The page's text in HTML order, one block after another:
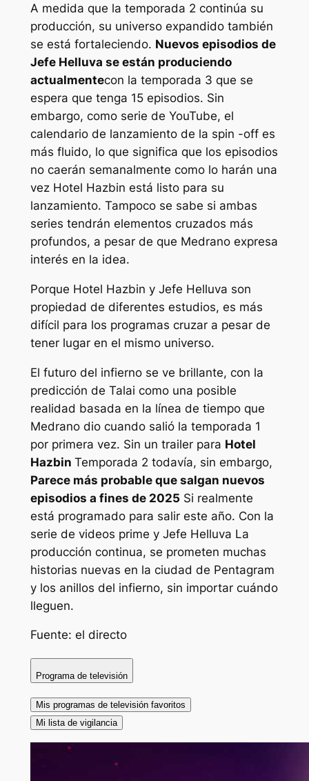
A medida que la temporada 2 continúa su
producción, su universo expandido también
se está fortaleciendo. Nuevos episodios de
Jefe Helluva se están produciendo
actualmentecon la temporada 3 que se
espera que tenga 15 episodios. Sin
embargo, como serie de YouTube, el
calendario de lanzamiento de la spin -off es
más fluido, lo que significa que los episodios
no caerán semanalmente como lo harán una
vez Hotel Hazbin está listo para su
lanzamiento. Tampoco se sabe si ambas
series tendrán elementos cruzados más
profundos, a pesar de que Medrano expresa
interés en la idea.
Porque Hotel Hazbin y Jefe Helluva son
propiedad de diferentes estudios, es más
difícil para los programas cruzar a pesar de
tener lugar en el mismo universo.
El futuro del infierno se ve brillante, con la
predicción de Talai como una posible
realidad basada en la línea de tiempo que
Medrano dio cuando salió la temporada 1
por primera vez. Sin un trailer para Hotel
Hazbin Temporada 2 todavía, sin embargo,
Parece más probable que salgan nuevos
episodios a fines de 2025 Si realmente
está programado para salir este año. Con la
serie de videos prime y Jefe Helluva La
producción continua, se prometen muchas
historias nuevas en la ciudad de Pentagram
y los anillos del infierno, sin importar cuándo
lleguen.
Fuente: el directo
Programa de televisión
Mis programas de televisión favoritos
Mi lista de vigilancia